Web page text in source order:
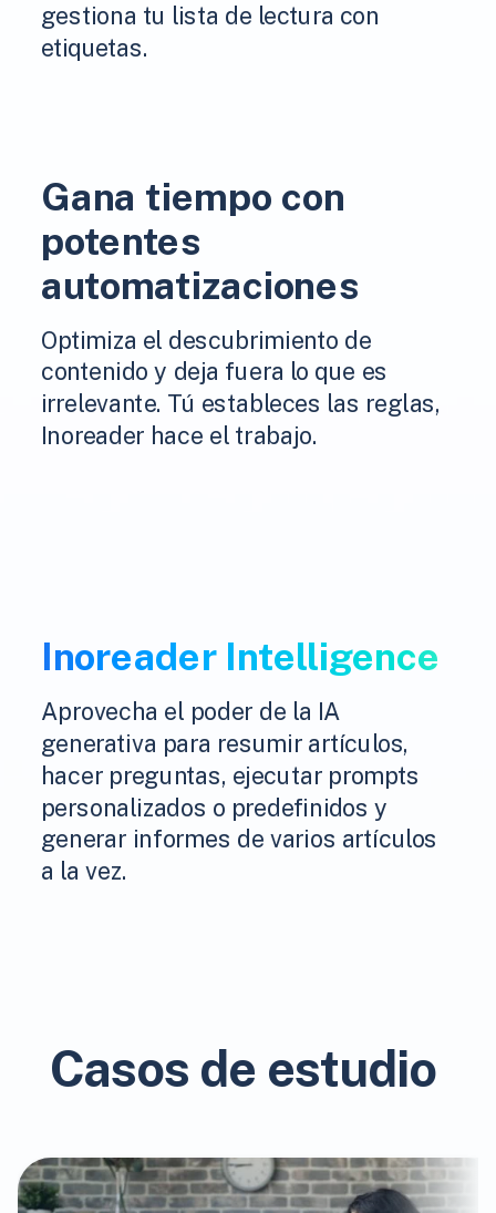
gestiona tu lista de lectura con
etiquetas.
Gana tiempo con
potentes
automatizaciones
Optimiza el descubrimiento de
contenido y deja fuera lo que es
irrelevante. Tú estableces las reglas,
Inoreader hace el trabajo.
Inoreader Intelligence
Aprovecha el poder de la IA
generativa para resumir artículos,
hacer preguntas, ejecutar prompts
personalizados o predefinidos y
generar informes de varios artículos
a la vez.
Casos de estudio